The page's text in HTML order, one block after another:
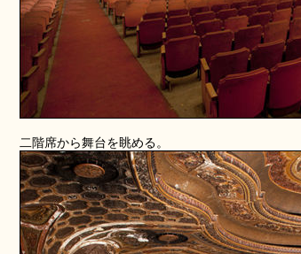
二階席から舞台を眺める。